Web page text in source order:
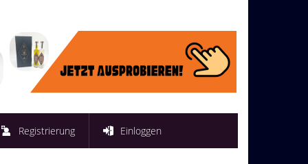
Registrierung Einloggen